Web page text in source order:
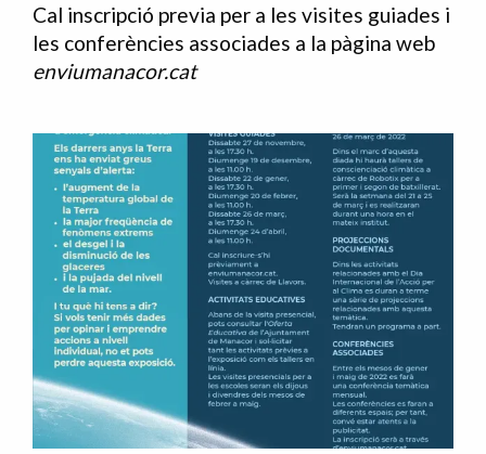
Cal inscripció previa per a les visites guiades i
les conferències associades a la pàgina web
enviumanacor.cat